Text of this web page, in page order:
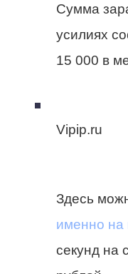
Сумма
усилиях
15 000 в
Vipip.ru
Здесь
именно на
секунд на